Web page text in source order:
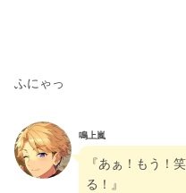
ふにゃっ
鳴上嵐
『あぁ！もう！
る！』